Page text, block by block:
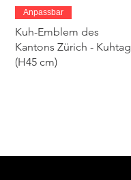
Schnellansicht
Anpassbar
Kuh-Emblem des
Kantons Zürich - Kuhtag
(H45 cm)